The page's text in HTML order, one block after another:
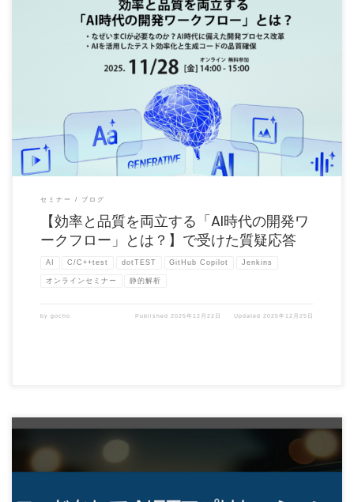
【効率と品質を両立する「AI時代の開発ワークフロー」とは？】というセミナーを
セミナー ブログ
【効率と品質を両立する「AI時代の開発ワ
ークフロー」とは？】で受けた質疑応答
AI C/C++test dotTEST GitHub Copilot Jenkins
オンラインセミナー 静的解析
by gocho Published 2025年12月22日 Updated 2025年12月25日